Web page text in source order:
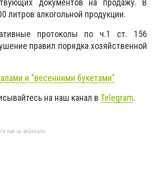
документов на продажу. В
литров алкогольной продукции.
протоколы по ч.1 ст. 156
правил порядка хозяйственной
и "весенними букетами"
на наш канал в Telegram.
про це редакцію